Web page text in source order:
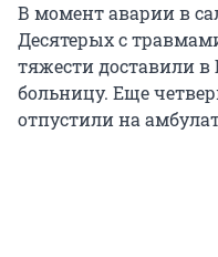
В момент аварии в
Десятерых с
тяжести доставили
больницу. Еще
отпустили на